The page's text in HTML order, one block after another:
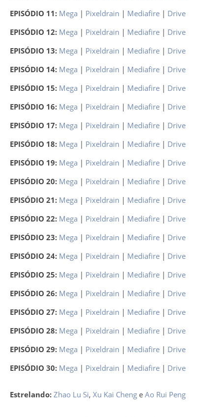
EPISÓDIO 11: Mega | Pixeldrain | Mediafire | Drive
EPISÓDIO 12: Mega | Pixeldrain | Mediafire | Drive
EPISÓDIO 13: Mega | Pixeldrain | Mediafire | Drive
EPISÓDIO 14: Mega | Pixeldrain | Mediafire | Drive
EPISÓDIO 15: Mega | Pixeldrain | Mediafire | Drive
EPISÓDIO 16: Mega | Pixeldrain | Mediafire | Drive
EPISÓDIO 17: Mega | Pixeldrain | Mediafire | Drive
EPISÓDIO 18: Mega | Pixeldrain | Mediafire | Drive
EPISÓDIO 19: Mega | Pixeldrain | Mediafire | Drive
EPISÓDIO 20: Mega | Pixeldrain | Mediafire | Drive
EPISÓDIO 21: Mega | Pixeldrain | Mediafire | Drive
EPISÓDIO 22: Mega | Pixeldrain | Mediafire | Drive
EPISÓDIO 23: Mega | Pixeldrain | Mediafire | Drive
EPISÓDIO 24: Mega | Pixeldrain | Mediafire | Drive
EPISÓDIO 25: Mega | Pixeldrain | Mediafire | Drive
EPISÓDIO 26: Mega | Pixeldrain | Mediafire | Drive
EPISÓDIO 27: Mega | Pixeldrain | Mediafire | Drive
EPISÓDIO 28: Mega | Pixeldrain | Mediafire | Drive
EPISÓDIO 29: Mega | Pixeldrain | Mediafire | Drive
EPISÓDIO 30: Mega | Pixeldrain | Mediafire | Drive
Estrelando: Zhao Lu Si, Xu Kai Cheng e Ao Rui Peng